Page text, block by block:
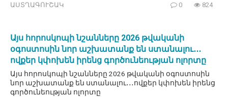
ԱՍՏՂԱԳՈՒՇԱԿ 0 824
Այս հորոսկոպի նշանները 2026 թվականի
օգոստոսին նոր աշխատանք են ստանալու․․․
ովքեր կփոխեն իրենց գործունեության ոլորտը
Այս հորոսկոպի նշանները 2026 թվականի օգոստոսին
նոր աշխատանք են ստանալու․․․ովքեր կփոխեն իրենց
գործունեության ոլորտը